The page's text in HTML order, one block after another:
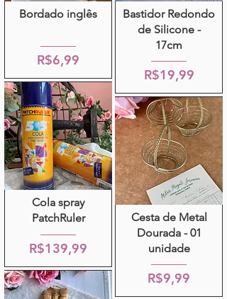
Bordado inglês
R$6,99
Cola spray
PatchRuler
R$139,99
Bastidor Redondo
de Silicone -
17cm
R$19,99
Cesta de Metal
Dourada - 01
unidade
R$9,99